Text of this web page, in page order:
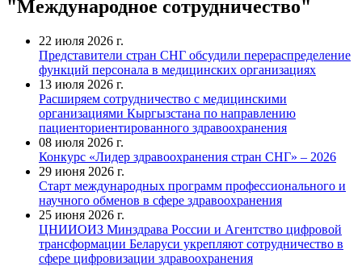
"Международное сотрудничество"
22 июля 2026 г.
Представители стран СНГ обсудили перераспределение
функций персонала в медицинских организациях
13 июля 2026 г.
Расширяем сотрудничество с медицинскими
организациями Кыргызстана по направлению
пациенториентированного здравоохранения
08 июля 2026 г.
Конкурс «Лидер здравоохранения стран СНГ» – 2026
29 июня 2026 г.
Старт международных программ профессионального и
научного обменов в сфере здравоохранения
25 июня 2026 г.
ЦНИИОИЗ Минздрава России и Агентство цифровой
трансформации Беларуси укрепляют сотрудничество в
сфере цифровизации здравоохранения